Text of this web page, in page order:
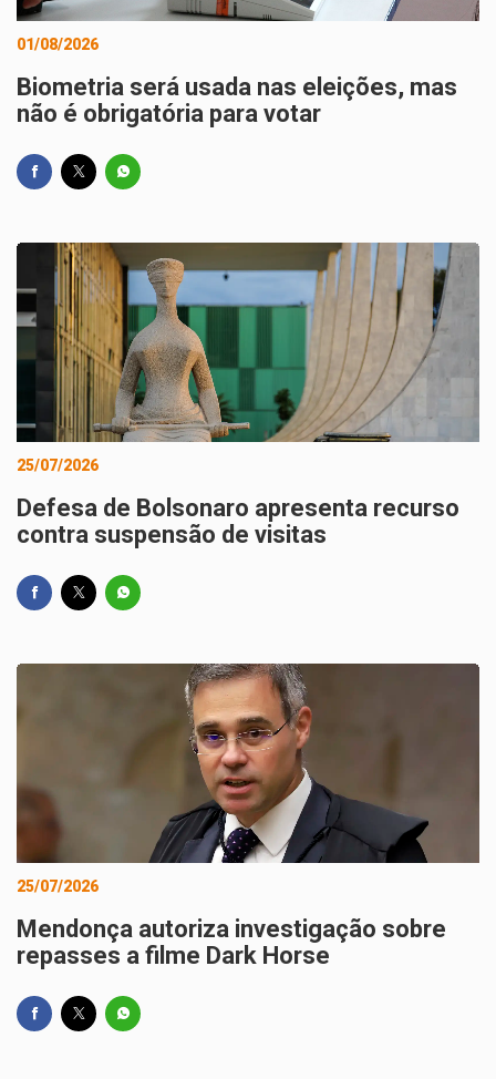
01/08/2026
Biometria será usada nas eleições, mas
não é obrigatória para votar
25/07/2026
Defesa de Bolsonaro apresenta recurso
contra suspensão de visitas
25/07/2026
Mendonça autoriza investigação sobre
repasses a filme Dark Horse